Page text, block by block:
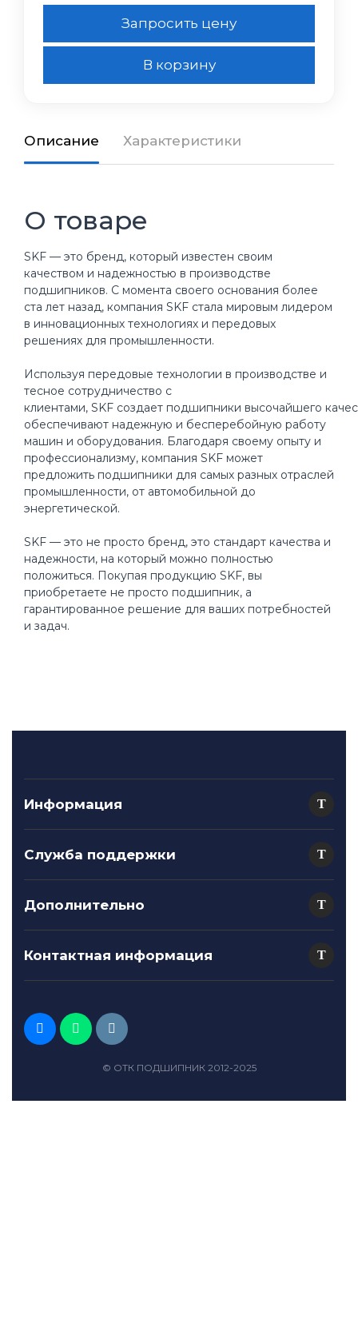
Запросить цену
В корзину
Описание Характеристики
О товаре
SKF — это бренд, который известен своим
качеством и надежностью в производстве
подшипников. С момента своего основания более
ста лет назад, компания SKF стала мировым лидером
в инновационных технологиях и передовых
решениях для промышленности.
Используя передовые технологии в производстве и
тесное сотрудничество с
клиентами, SKF создает подшипники высочайшего
обеспечивают надежную и бесперебойную работу
машин и оборудования. Благодаря своему опыту и
профессионализму, компания SKF может
предложить подшипники для самых разных отраслей
промышленности, от автомобильной до
энергетической.
SKF — это не просто бренд, это стандарт качества и
надежности, на который можно полностью
положиться. Покупая продукцию SKF, вы
приобретаете не просто подшипник, а
гарантированное решение для ваших потребностей
и задач.
Информация
Служба поддержки
Дополнительно
Контактная информация
© ОТК ПОДШИПНИК 2012-2025